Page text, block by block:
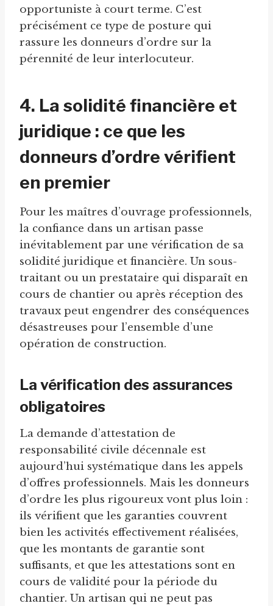
opportuniste à court terme. C’est
précisément ce type de posture qui
rassure les donneurs d’ordre sur la
pérennité de leur interlocuteur.
4. La solidité financière et
juridique : ce que les
donneurs d’ordre vérifient
en premier
Pour les maîtres d’ouvrage professionnels,
la confiance dans un artisan passe
inévitablement par une vérification de sa
solidité juridique et financière. Un sous-
traitant ou un prestataire qui disparaît en
cours de chantier ou après réception des
travaux peut engendrer des conséquences
désastreuses pour l’ensemble d’une
opération de construction.
La vérification des assurances
obligatoires
La demande d’attestation de
responsabilité civile décennale est
aujourd’hui systématique dans les appels
d’offres professionnels. Mais les donneurs
d’ordre les plus rigoureux vont plus loin :
ils vérifient que les garanties couvrent
bien les activités effectivement réalisées,
que les montants de garantie sont
suffisants, et que les attestations sont en
cours de validité pour la période du
chantier. Un artisan qui ne peut pas